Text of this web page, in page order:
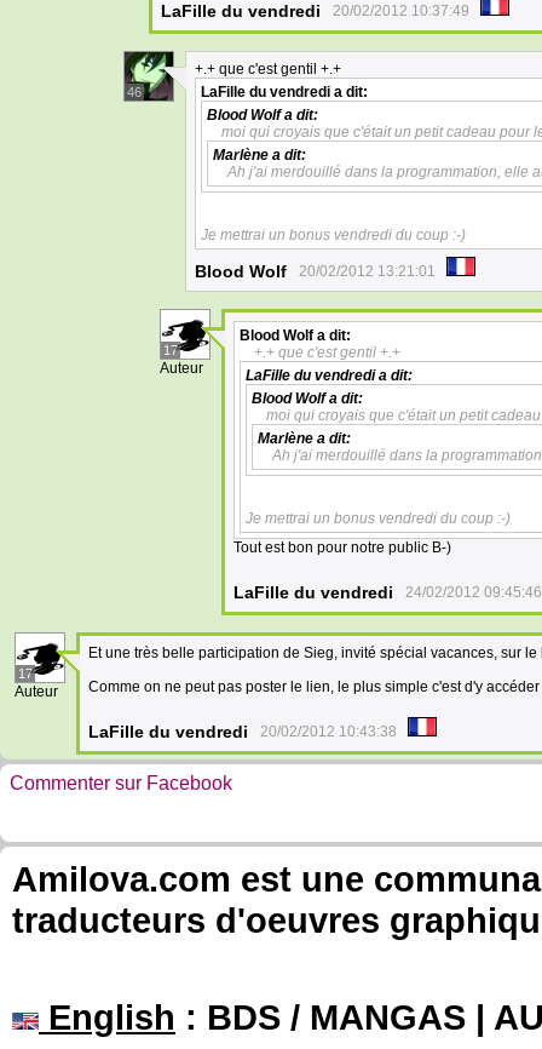
LaFille du vendredi 20/02/2012 10:37:49
46
+.+ que c'est gentil +.+
LaFille du vendredi a dit:
Blood Wolfa dit:
moi qui croyais que c'était un petit cadeau pour
Marlène a dit:
Ah j'ai merdouillé dans la programmation, elle
Je mettrai un bonus vendredi du coup :-)
Blood Wolf 20/02/2012 13:21:01
17
Auteur
Blood Wolf a dit:
+.+ que c'est gentil +.+
LaFille du vendredia dit:
Blood Wolfa dit:
moi qui croyais que c'était un petit
Marlène a dit:
Ah j'ai merdouillé dans la
Je mettrai un bonus vendredi du coup :-)
Tout est bon pour notre public B-)
LaFille du vendredi 24/02/2012 09:45:46
17
Auteur
Et une très belle participation de Sieg, invité spécial vacances, sur
Comme on ne peut pas poster le lien, le plus simple c'est d'y
LaFille du vendredi 20/02/2012 10:43:38
Commenter sur Facebook
Amilova.com est une
traducteurs d'oeuvres
English : BDS / MANGAS |